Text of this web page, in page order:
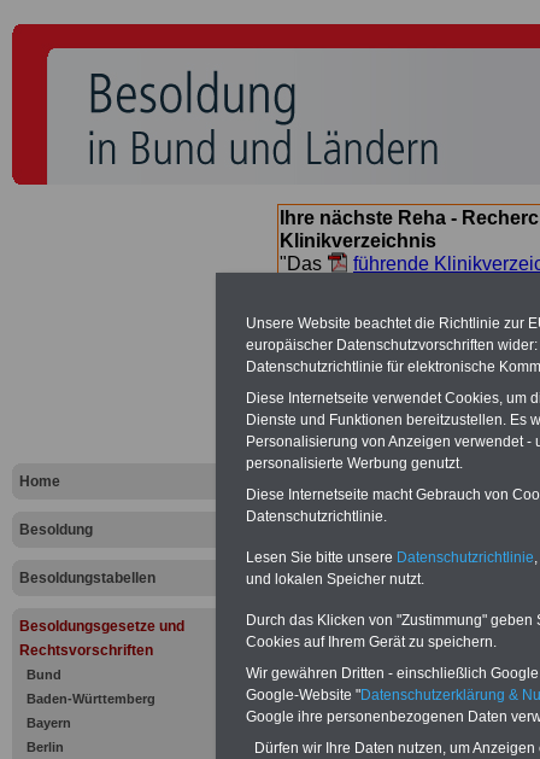
Home
Besoldung
Besoldungstabellen
Besoldungsgesetze und
Rechtsvorschriften
Bund
Baden-Württemberg
Bayern
Berlin
Ihre nächste Reha -
Klinikverzeichnis
"Das
führende
suchen. Beamtinnen und
Angebote nach
Landes
Erlass von
Unsere Website beachtet die Richtlinie zur
europäischer Datenschutzvorschriften
Datenschutzrichtlinie für elektronische
Diese Internetseite verwendet Cookies, um
Dienste und Funktionen bereitzustellen. Es
Personalisierung von Anzeigen verwendet
personalisierte Werbung genutzt.
Diese Internetseite macht Gebrauch von
Datenschutzrichtlinie.
Lesen Sie bitte unsere Datenschutzrichtlinie
und lokalen Speicher nutzt.
Durch das Klicken von "Zustimmung"
Cookies auf Ihrem Gerät zu speichern.
Wir gewähren Dritten - einschließlich
Google-Website "Datenschutzerklärung &
Google ihre personenbezogenen Daten
Dürfen wir Ihre Daten nutzen, um